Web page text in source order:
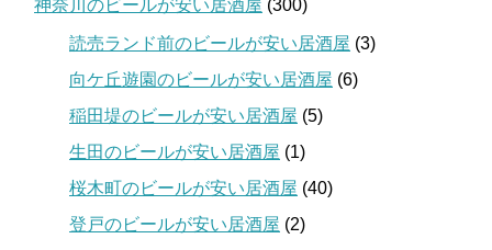
神奈川のビールが安い居酒屋 (300)
読売ランド前のビールが安い居酒屋 (3)
向ケ丘遊園のビールが安い居酒屋 (6)
稲田堤のビールが安い居酒屋 (5)
生田のビールが安い居酒屋 (1)
桜木町のビールが安い居酒屋 (40)
登戸のビールが安い居酒屋 (2)